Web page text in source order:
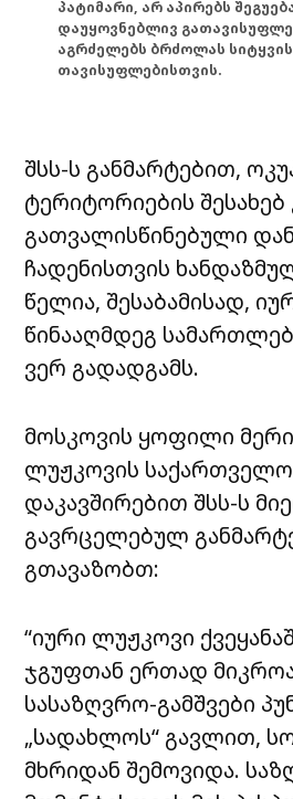
პატიმარი, არ აპირებს
დაუყოვნებლივ
აგრძელებს ბრძოლას სიტყვის
თავისუფლებისთვის.
შსს-ს განმარტებით,
ტერიტორიების
გათვალისწინებული
ჩადენისთვის
წელია, შესაბამისად,
წინააღმდეგ
ვერ გადადგამს.
მოსკოვის ყოფილი
ლუჟკოვის
დაკავშირებით შსს-ს
გავრცელებულ
გთავაზობთ:
“იური ლუჟკოვი
ჯგუფთან ერთად
სასაზღვრო-გამშვები
„სადახლოს“ გავლით,
მხრიდან შემოვიდა.